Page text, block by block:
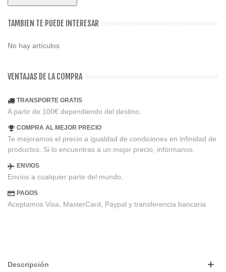
TAMBIEN TE PUEDE INTERESAR
No hay artículos
VENTAJAS DE LA COMPRA
TRANSPORTE GRATIS
A partir de 100€ dependiendo del destino.
COMPRA AL MEJOR PRECIO
Te mejoramos el precio a igualdad de condiciones en infinidad de
productos. Si lo encuentras a un mejor precio, infórmanos.
ENVIOS
Envíos a cualquier parte del mundo.
PAGOS
Aceptamos Visa, MasterCard, Paypal y transferencia bancaria
Descripción